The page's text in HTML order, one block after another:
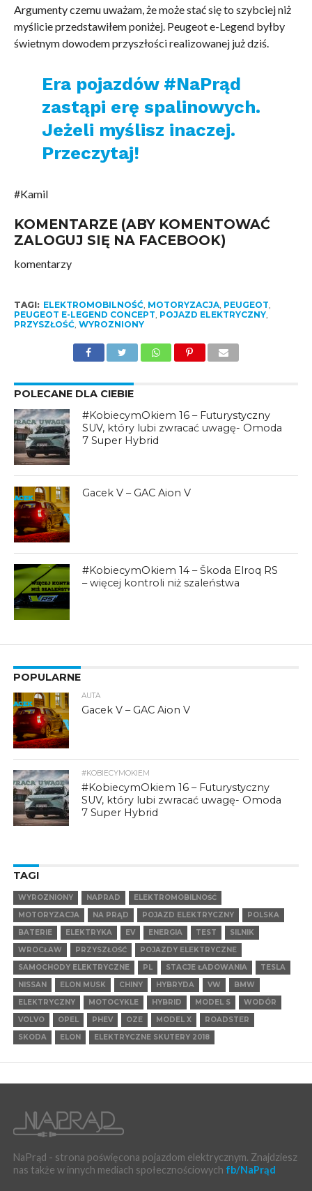
Argumenty czemu uważam, że może stać się to szybciej niż
myślicie przedstawiłem poniżej. Peugeot e-Legend byłby
świetnym dowodem przyszłości realizowanej już dziś.
Era pojazdów #NaPrąd
zastąpi erę spalinowych.
Jeżeli myślisz inaczej.
Przeczytaj!
#Kamil
KOMENTARZE (ABY KOMENTOWAĆ
ZALOGUJ SIĘ NA FACEBOOK)
komentarzy
TAGI: ELEKTROMOBILNOŚĆ, MOTORYZACJA, PEUGEOT
PEUGEOT E-LEGEND CONCEPT POJAZD ELEKTRYCZNY,
PRZYSZŁOŚĆ, WYROZNIONY
POLECANE DLA CIEBIE
#KobiecymOkiem 16 – Futurystyczny
SUV, który lubi zwracać uwagę- Omoda
7 Super Hybrid
Gacek V – GAC Aion V
#KobiecymOkiem 14 – Škoda Elroq RS
– więcej kontroli niż szaleństwa
POPULARNE
AUTA
Gacek V – GAC Aion V
#KOBIECYMOKIEM
#KobiecymOkiem 16 – Futurystyczny
SUV, który lubi zwracać uwagę- Omoda
7 Super Hybrid
TAGI
WYROZNIONY NAPRAD
ELEKTROMOBILNOŚĆ
MOTORYZACJA
NA PRĄD POJAZD ELEKTRYCZNY
POLSKA
BATERIE
ELEKTRYKA EV ENERGIA TEST
SILNIK
WROCŁAW
PRZYSZŁOŚĆ
POJAZDY ELEKTRYCZNE
SAMOCHODY ELEKTRYCZNE
PL STACJE ŁADOWANIA
TESLA
NISSAN
ELON MUSK CHINY HYBRYDA VW
BMW
ELEKTRYCZNY
MOTOCYKLE HYBRID MODEL S
WODÓR
VOLVO
OPEL PHEV OZE MODEL X
ROADSTER
SKODA
ELON ELEKTRYCZNE SKUTERY 2018
NaPrąd - strona poświęcona pojazdom elektrycznym. Znajdziesz
nas także w innych mediach społecznościowych fb/NaPrąd